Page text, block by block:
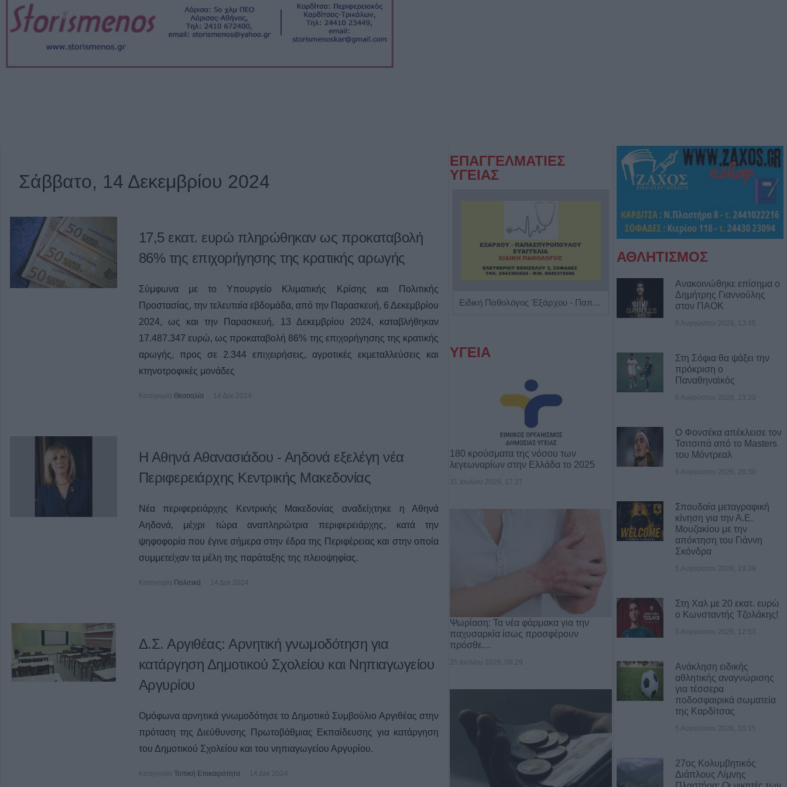
Σάββατο, 14 Δεκεμβρίου 2024
17,5 εκατ. ευρώ πληρώθηκαν ως προκαταβολή
86% της επιχορήγησης της κρατικής αρωγής
Σύμφωνα με το Υπουργείο Κλιματικής Κρίσης και Πολιτικής
Προστασίας, την τελευταία εβδομάδα, από την Παρασκευή, 6 Δεκεμβρίου
2024, ως και την Παρασκευή, 13 Δεκεμβρίου 2024, καταβλήθηκαν
17.487.347 ευρώ, ως προκαταβολή 86% της επιχορήγησης της κρατικής
αρωγής, προς σε 2.344 επιχειρήσεις, αγροτικές εκμεταλλεύσεις και
κτηνοτροφικές μονάδες
Κατηγορία Θεσσαλία 14 Δεκ 2024
Η Αθηνά Αθανασιάδου - Αηδονά εξελέγη νέα
Περιφερειάρχης Κεντρικής Μακεδονίας
Νέα περιφερειάρχης Κεντρικής Μακεδονίας αναδείχτηκε η Αθηνά
Αηδονά, μέχρι τώρα αναπληρώτρια περιφερειάρχης, κατά την
ψηφοφορία που έγινε σήμερα στην έδρα της Περιφέρειας και στην οποία
συμμετείχαν τα μέλη της παράταξης της πλειοψηφίας.
Κατηγορία Πολιτικά 14 Δεκ 2024
Δ.Σ. Αργιθέας: Αρνητική γνωμοδότηση για
κατάργηση Δημοτικού Σχολείου και Νηπιαγωγείου
Αργυρίου
Ομόφωνα αρνητικά γνωμοδότησε το Δημοτικό Συμβούλιο Αργιθέας στην
πρόταση της Διεύθυνσης Πρωτοβάθμιας Εκπαίδευσης για κατάργηση
του Δημοτικού Σχολείου και του νηπιαγωγείου Αργυρίου.
Κατηγορία Τοπική Επικαιρότητα 14 Δεκ 2024
ΕΠΑΓΓΕΛΜΑΤΙΕΣ
ΥΓΕΙΑΣ
Χειρουργός Ουρολόγος - Ανδρολόγος "Γρηγόρης Α. Καρπενησιώτης" Ειδική Παθολόγος 'Εξάρχου - Παπασπυροπούλου Ευαγγελία' Διαγνωστικό Εργαστήριο "Έρευνα και Υγεία"
ΥΓΕΙΑ
180 κρούσματα της νόσου των
λεγεωναρίων στην Ελλάδα το 2025
31 Ιουλίου 2026, 17:37
Ψωρίαση: Τα νέα φάρμακα για την
παχυσαρκία ίσως προσφέρουν
πρόσθε…
25 Ιουλίου 2026, 08:29
ΑΘΛΗΤΙΣΜΟΣ
Ανακοινώθηκε επίσημα ο
Δημήτρης Γιαννούλης
στον ΠΑΟΚ
6 Αυγούστου 2026, 13:45
Στη Σόφια θα ψάξει την
πρόκριση ο
Παναθηναϊκός
5 Αυγούστου 2026, 23:33
Ο Φονσέκα απέκλεισε τον
Τσιτσιπά από το Masters
του Μόντρεαλ
5 Αυγούστου 2026, 20:30
Σπουδαία μεταγραφική
κίνηση για την Α.Ε.
Μουζακίου με την
απόκτηση του Γιάννη
Σκόνδρα
5 Αυγούστου 2026, 19:38
Στη Χαλ με 20 εκατ. ευρώ
ο Κωνσταντής Τζολάκης!
5 Αυγούστου 2026, 12:53
Ανάκληση ειδικής
αθλητικής αναγνώρισης
για τέσσερα
ποδοσφαιρικά σωματεία
της Καρδίτσας
5 Αυγούστου 2026, 10:15
27ος Κολυμβητικός
Διάπλους Λίμνης